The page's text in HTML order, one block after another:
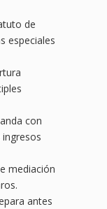
de
especiales
con
mediación
antes